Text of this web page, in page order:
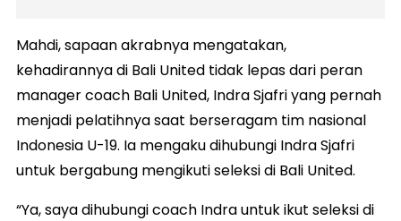
Mahdi, sapaan akrabnya mengatakan,
kehadirannya di Bali United tidak lepas dari peran
manager coach Bali United, Indra Sjafri yang pernah
menjadi pelatihnya saat berseragam tim nasional
Indonesia U-19. Ia mengaku dihubungi Indra Sjafri
untuk bergabung mengikuti seleksi di Bali United.
“Ya, saya dihubungi coach Indra untuk ikut seleksi di